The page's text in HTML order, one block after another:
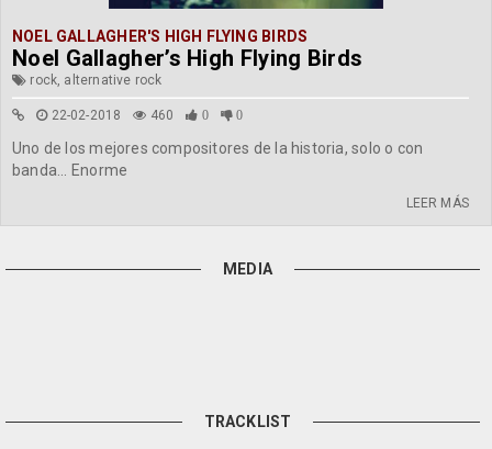
NOEL GALLAGHER'S HIGH FLYING BIRDS
Noel Gallagher’s High Flying Birds
rock, alternative rock
22-02-2018 460 0 0
Uno de los mejores compositores de la historia, solo o con
banda... Enorme
LEER MÁS
MEDIA
TRACKLIST